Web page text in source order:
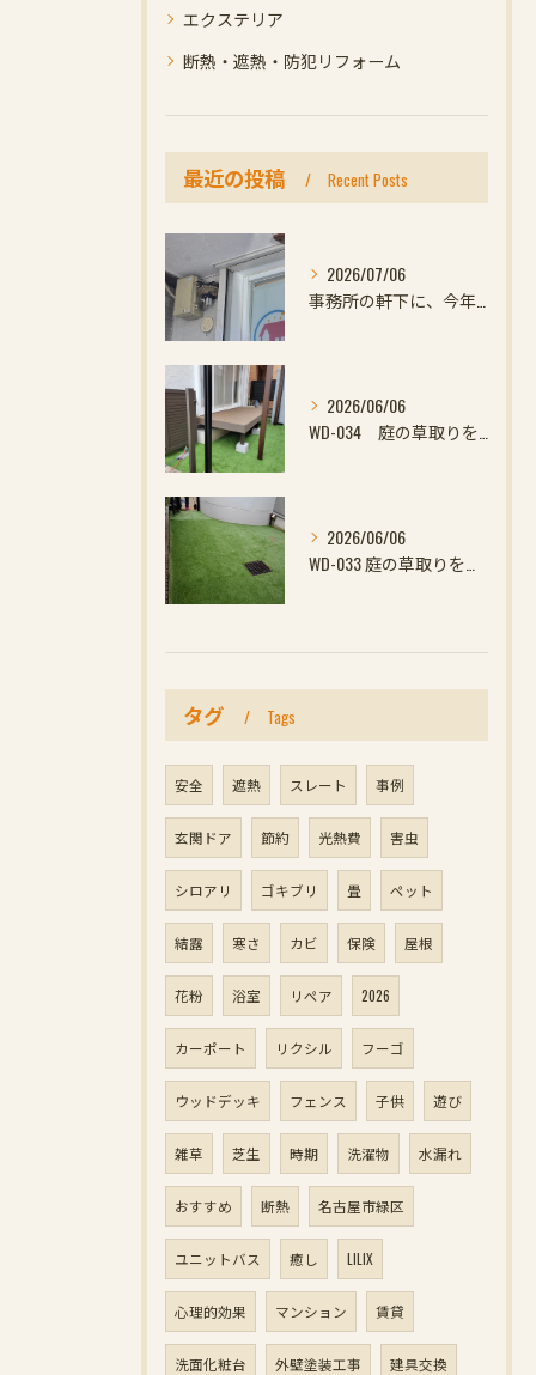
エクステリア
断熱・遮熱・防犯リフォーム
最近の投稿 Recent Posts
2026/07/06
2026/06/06
2026/06/06
タグ Tags
安全 遮熱 スレート 事例
玄関ドア 節約 光熱費 害虫
シロアリ ゴキブリ 畳 ペット
結露 寒さ カビ 保険 屋根
花粉 浴室 リペア 2026
カーポート リクシル フーゴ
ウッドデッキ フェンス 子供 遊び
雑草 芝生 時期 洗濯物 水漏れ
おすすめ 断熱 名古屋市緑区
ユニットバス 癒し LILIX
心理的効果 マンション 賃貸
洗面化粧台 外壁塗装工事 建具交換